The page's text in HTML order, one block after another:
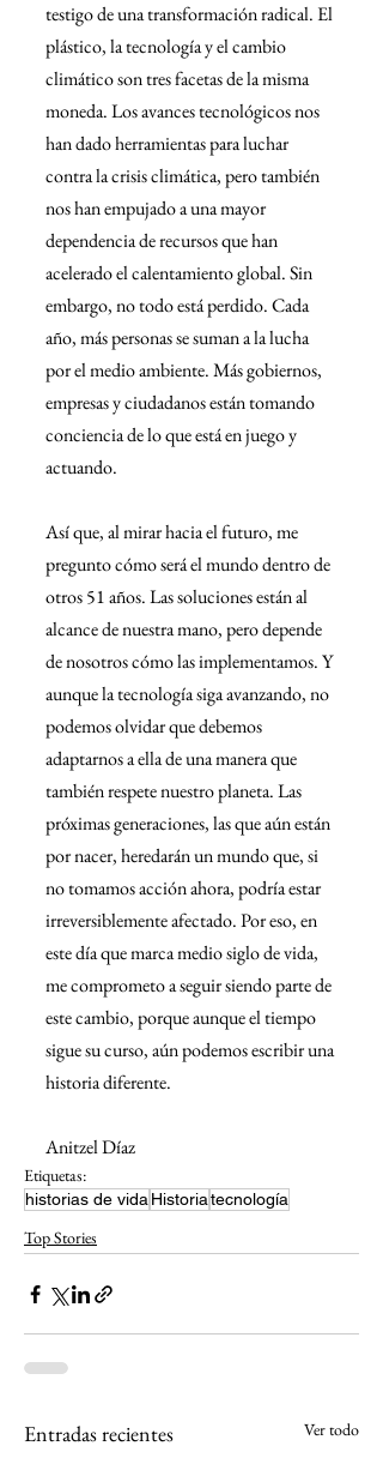
testigo de una transformación radical. El
plástico, la tecnología y el cambio
climático son tres facetas de la misma
moneda. Los avances tecnológicos nos
han dado herramientas para luchar
contra la crisis climática, pero también
nos han empujado a una mayor
dependencia de recursos que han
acelerado el calentamiento global. Sin
embargo, no todo está perdido. Cada
año, más personas se suman a la lucha
por el medio ambiente. Más gobiernos,
empresas y ciudadanos están tomando
conciencia de lo que está en juego y
actuando.
Así que, al mirar hacia el futuro, me
pregunto cómo será el mundo dentro de
otros 51 años. Las soluciones están al
alcance de nuestra mano, pero depende
de nosotros cómo las implementamos. Y
aunque la tecnología siga avanzando, no
podemos olvidar que debemos
adaptarnos a ella de una manera que
también respete nuestro planeta. Las
próximas generaciones, las que aún están
por nacer, heredarán un mundo que, si
no tomamos acción ahora, podría estar
irreversiblemente afectado. Por eso, en
este día que marca medio siglo de vida,
me comprometo a seguir siendo parte de
este cambio, porque aunque el tiempo
sigue su curso, aún podemos escribir una
historia diferente.
Anitzel Díaz
Etiquetas:
historias de vida Historiatecnología
Top Stories
Entradas recientes Ver todo